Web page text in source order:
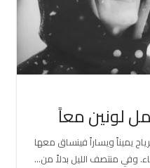
لونين معاً
يميناً ويساراً فينساق معها
وفي منتصف الليل بدلاً من…